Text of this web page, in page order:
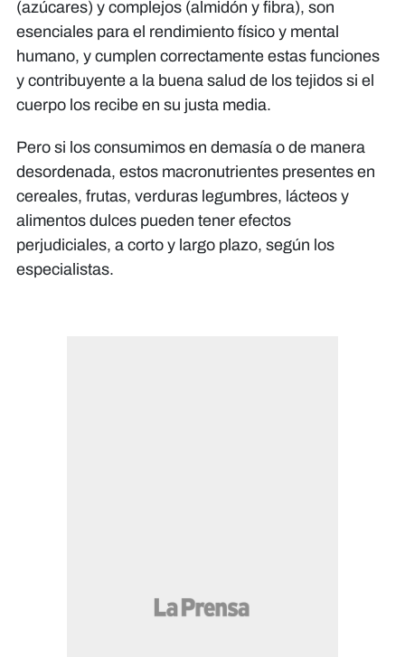
(azúcares) y complejos (almidón y fibra), son
esenciales para el rendimiento físico y mental
humano, y cumplen correctamente estas funciones
y contribuyente a la buena salud de los tejidos si el
cuerpo los recibe en su justa media.
Pero si los consumimos en demasía o de manera
desordenada, estos macronutrientes presentes en
cereales, frutas, verduras legumbres, lácteos y
alimentos dulces pueden tener efectos
perjudiciales, a corto y largo plazo, según los
especialistas.